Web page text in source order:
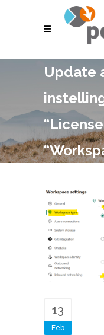
Update
13
Feb